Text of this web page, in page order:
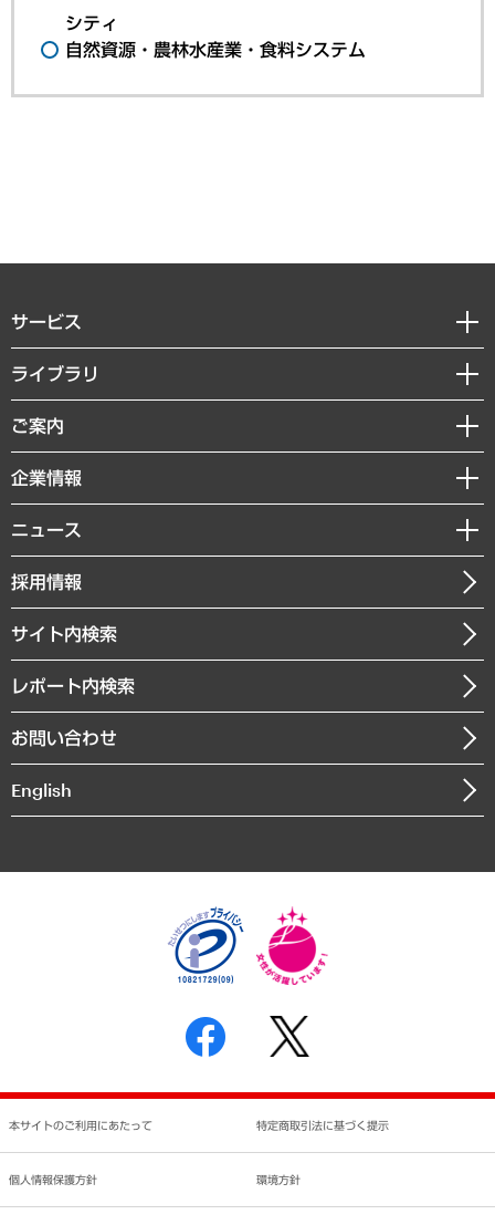
シティ
自然資源・農林水産業・食料システム
サービス
経営戦略
組織・人事戦略
デジタルイノベーション
共生・ダイバーシティ
GRC（ガバナンス・リスク・コンプライアンス）・防災（政策）
経済・産業・雇用・労働
まちづくり・観光・交通・スポーツ・スマートシティ
自然資源・農林水産業・食料システム
ライブラリ
経済調査
レポート
コラム
経営用語集
受託・受注実績（官公庁関連）
メディア掲載・出演
ご案内
セミナー・イベント情報
MUFGビジネスセミナー
受託案件情報
企業情報
私たちの想い
社長メッセージ
会社概要
沿革
組織図・本部部室紹介
インドネシア現地法人
個人情報保護方針
反社会的勢力に対する基本方針
書面による個人情報の開示等の請求の手続きについて
ニュース
ニュースリリース
お知らせ
採用情報
サイト内検索
レポート内検索
お問い合わせ
English
本サイトのご利用にあたって 特定商取引法に基づく提示
個人情報保護方針 環境方針